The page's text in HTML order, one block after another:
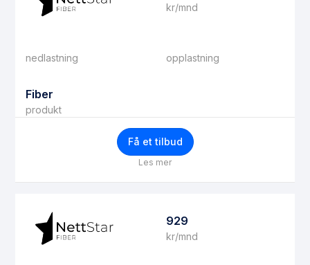
kr/mnd
nedlastning opplastning
Fiber
produkt
Få et tilbud
Les mer
929
kr/mnd